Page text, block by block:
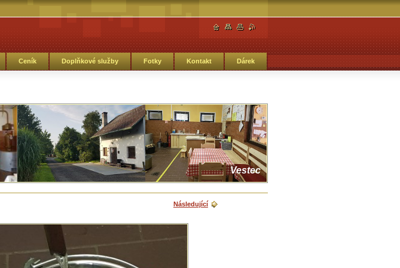
Ceník Doplňkové služby Fotky Kontakt Dárek
Vestec
Následující